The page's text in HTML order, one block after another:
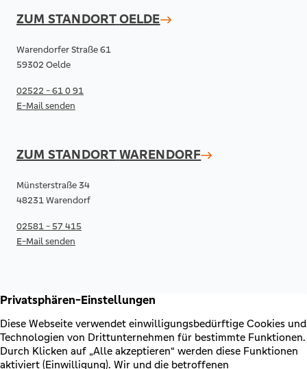
ZUM STANDORTOELDE
Warendorfer Straße 61
59302 Oelde
02522 - 61 0 91
E-Mail senden
ZUM STANDORTWARENDORF
Münsterstraße 34
48231 Warendorf
02581 - 57 415
E-Mail senden
RECHTLICHES & KONTAKT
Kontakt
AGB & Sonderbedingungen